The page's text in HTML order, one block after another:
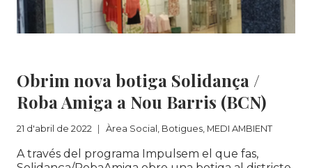
A
INSERCIÓ
SOCIOLABORAL
Obrim nova botiga Solidança /
Roba Amiga a Nou Barris (BCN)
21 d'abril de 2022 Àrea Social Botigues MEDI AMBIENT
A través del programa Impulsem el que fas,